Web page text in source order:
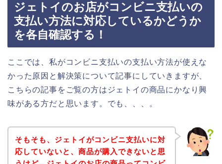
ジェトイのお店がコンビニ支払いの
支払い方法に対応しているかどうか
を各自確認する！
ここでは、私がコンビニ支払いの支払い方法が使えな
かった原因と解決策について記事にしていきますが、
こちらの記事をご覧の方はジェトイの商品にかなり興
味がある方だと思います。でも、、、。
そもそも、ジェトイがコンビニ支払いに対
応していないと、商品が購入できないと思